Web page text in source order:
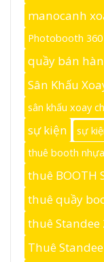
manocanh
Photobooth
quầy bán
Sân Khấu
sân khấu xoay
sự kiện
sự
thuê booth
thuê BOOTH
thuê quầy
thuê
Thuê